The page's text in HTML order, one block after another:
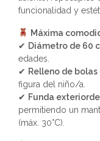
funcionalidad y
Máxima
✔ Diámetro de 60
edades.
✔ Relleno de
figura del niño/a.
✔ Funda
permitiendo un
(máx. 30°C).